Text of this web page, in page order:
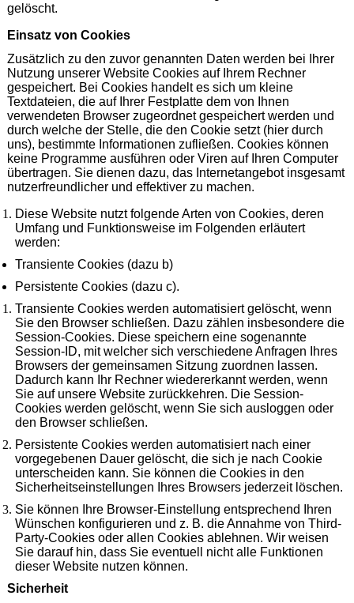
gelöscht.
Einsatz von Cookies
Zusätzlich zu den zuvor genannten Daten werden bei Ihrer
Nutzung unserer Website Cookies auf Ihrem Rechner
gespeichert. Bei Cookies handelt es sich um kleine
Textdateien, die auf Ihrer Festplatte dem von Ihnen
verwendeten Browser zugeordnet gespeichert werden und
durch welche der Stelle, die den Cookie setzt (hier durch
uns), bestimmte Informationen zufließen. Cookies können
keine Programme ausführen oder Viren auf Ihren Computer
übertragen. Sie dienen dazu, das Internetangebot insgesamt
nutzerfreundlicher und effektiver zu machen.
Diese Website nutzt folgende Arten von Cookies, deren
Umfang und Funktionsweise im Folgenden erläutert
werden:
Transiente Cookies (dazu b)
Persistente Cookies (dazu c).
Transiente Cookies werden automatisiert gelöscht, wenn
Sie den Browser schließen. Dazu zählen insbesondere die
Session-Cookies. Diese speichern eine sogenannte
Session-ID, mit welcher sich verschiedene Anfragen Ihres
Browsers der gemeinsamen Sitzung zuordnen lassen.
Dadurch kann Ihr Rechner wiedererkannt werden, wenn
Sie auf unsere Website zurückkehren. Die Session-
Cookies werden gelöscht, wenn Sie sich ausloggen oder
den Browser schließen.
Persistente Cookies werden automatisiert nach einer
vorgegebenen Dauer gelöscht, die sich je nach Cookie
unterscheiden kann. Sie können die Cookies in den
Sicherheitseinstellungen Ihres Browsers jederzeit löschen.
Sie können Ihre Browser-Einstellung entsprechend Ihren
Wünschen konfigurieren und z. B. die Annahme von Third-
Party-Cookies oder allen Cookies ablehnen. Wir weisen
Sie darauf hin, dass Sie eventuell nicht alle Funktionen
dieser Website nutzen können.
Sicherheit